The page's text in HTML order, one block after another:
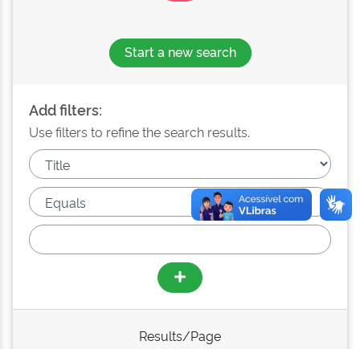
Start a new search
Add filters:
Use filters to refine the search results.
Results/Page